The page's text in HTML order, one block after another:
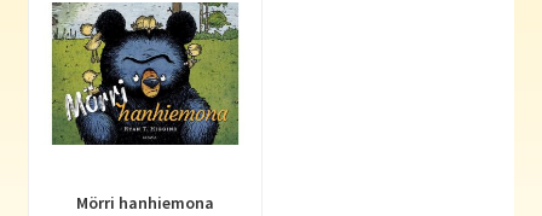
Mörri hanhiemona